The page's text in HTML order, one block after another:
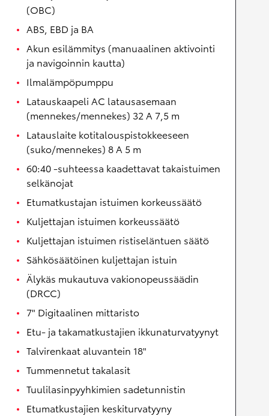
(OBC)
ABS, EBD ja BA
Akun esilämmitys (manuaalinen aktivointi
ja navigoinnin kautta)
Ilmalämpöpumppu
Latauskaapeli AC latausasemaan
(mennekes/mennekes) 32 A 7,5 m
Latauslaite kotitalouspistokkeeseen
(suko/mennekes) 8 A 5 m
60:40 -suhteessa kaadettavat takaistuimen
selkänojat
Etumatkustajan istuimen korkeussäätö
Kuljettajan istuimen korkeussäätö
Kuljettajan istuimen ristiseläntuen säätö
Sähkösäätöinen kuljettajan istuin
Älykäs mukautuva vakionopeussäädin
(DRCC)
7" Digitaalinen mittaristo
Etu- ja takamatkustajien ikkunaturvatyynyt
Talvirenkaat aluvantein 18"
Tummennetut takalasit
Tuulilasinpyyhkimien sadetunnistin
Etumatkustajien keskiturvatyyny